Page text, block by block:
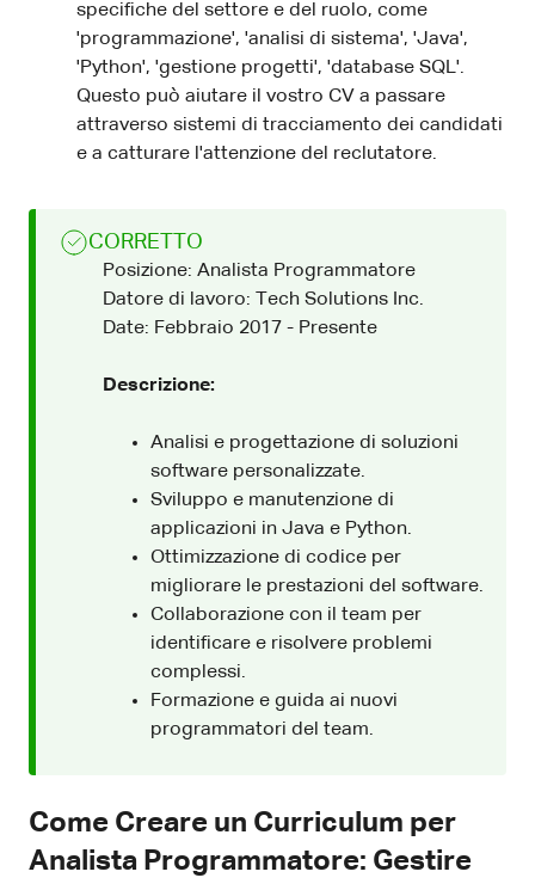
specifiche del settore e del ruolo, come
'programmazione', 'analisi di sistema', 'Java',
'Python', 'gestione progetti', 'database SQL'.
Questo può aiutare il vostro CV a passare
attraverso sistemi di tracciamento dei candidati
e a catturare l'attenzione del reclutatore.
CORRETTO
Posizione: Analista Programmatore
Datore di lavoro: Tech Solutions Inc.
Date: Febbraio 2017 - Presente
Descrizione:
Analisi e progettazione di soluzioni
software personalizzate.
Sviluppo e manutenzione di
applicazioni in Java e Python.
Ottimizzazione di codice per
migliorare le prestazioni del software.
Collaborazione con il team per
identificare e risolvere problemi
complessi.
Formazione e guida ai nuovi
programmatori del team.
Come Creare un Curriculum per
Analista Programmatore: Gestire